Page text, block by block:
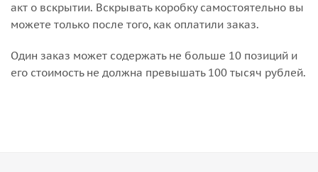
акт о вскрытии. Вскрывать коробку самостоятельно вы
можете только после того, как оплатили заказ.
Один заказ может содержать не больше 10 позиций и
его стоимость не должна превышать 100 тысяч рублей.